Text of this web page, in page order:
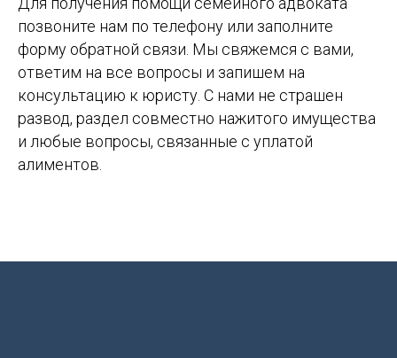
позвоните нам по телефону или заполните
форму обратной связи. Мы свяжемся с вами,
ответим на все вопросы и запишем на
консультацию к юристу. С нами не страшен
развод, раздел совместно нажитого имущества
и любые вопросы, связанные с уплатой
алиментов.